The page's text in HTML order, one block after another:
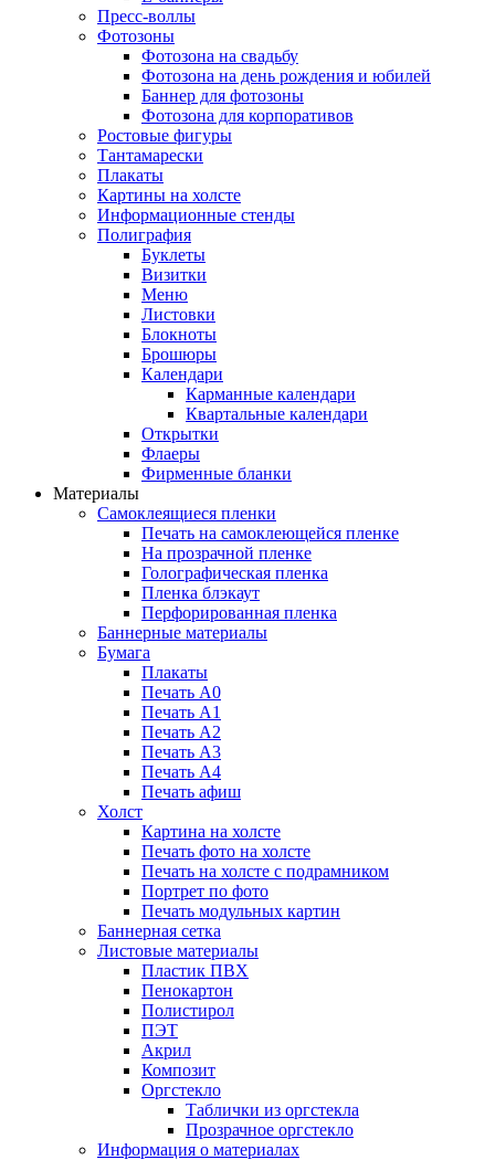
Пресс-воллы
Фотозоны
Фотозона на свадьбу
Фотозона на день рождения и юбилей
Баннер для фотозоны
Фотозона для корпоративов
Ростовые фигуры
Тантамарески
Плакаты
Картины на холсте
Информационные стенды
Полиграфия
Буклеты
Визитки
Меню
Листовки
Блокноты
Брошюры
Календари
Карманные календари
Квартальные календари
Открытки
Флаеры
Фирменные бланки
Материалы
Самоклеящиеся пленки
Печать на самоклеющейся пленке
На прозрачной пленке
Голографическая пленка
Пленка блэкаут
Перфорированная пленка
Баннерные материалы
Бумага
Плакаты
Печать А0
Печать А1
Печать А2
Печать А3
Печать А4
Печать афиш
Холст
Картина на холсте
Печать фото на холсте
Печать на холсте с подрамником
Портрет по фото
Печать модульных картин
Баннерная сетка
Листовые материалы
Пластик ПВХ
Пенокартон
Полистирол
ПЭТ
Акрил
Композит
Оргстекло
Таблички из оргстекла
Прозрачное оргстекло
Информация о материалах